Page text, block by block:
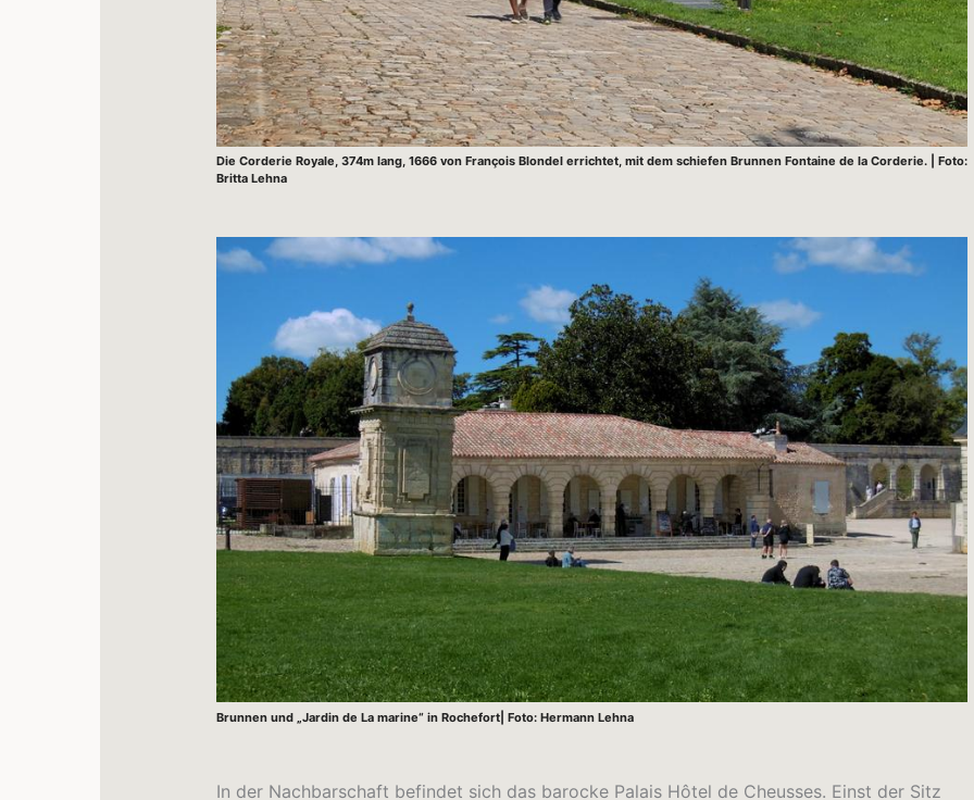
Die Corderie Royale, 374m lang, 1666 von François Blondel errichtet, mit dem schiefen Brunnen Fontaine de la Corderie. | Foto:
Britta Lehna
Brunnen und „Jardin de La marine“ in Rochefort| Foto: Hermann Lehna
In der Nachbarschaft befindet sich das barocke Palais Hôtel de Cheusses. Einst der Sitz